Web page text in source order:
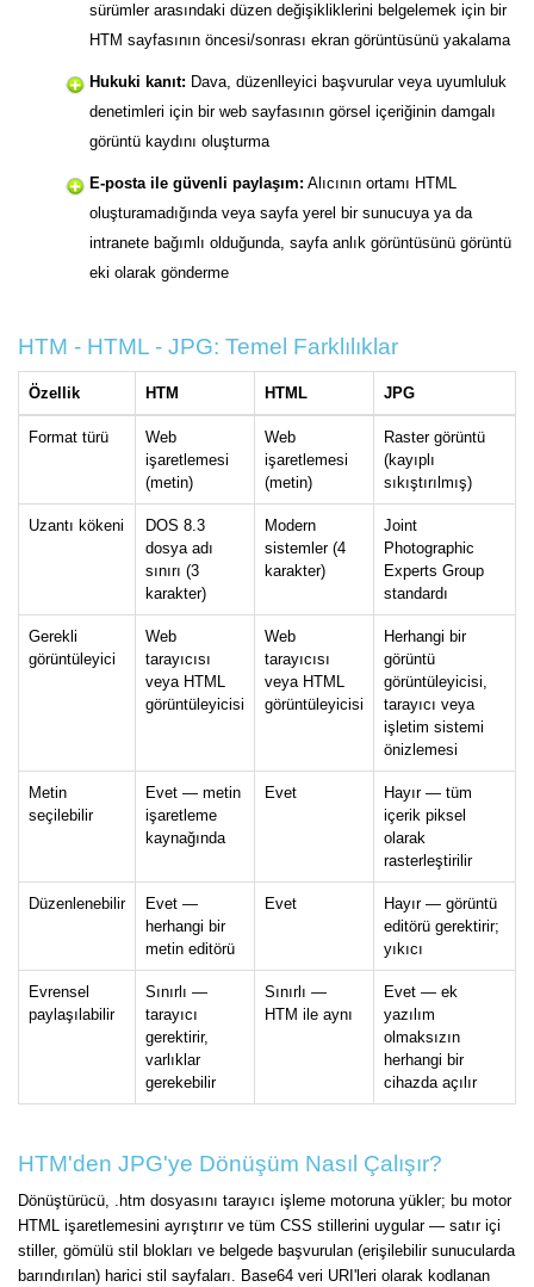
sürümler arasındaki düzen değişikliklerini belgelemek için bir
HTM sayfasının öncesi/sonrası ekran görüntüsünü yakalama
Hukuki kanıt: Dava, düzenlleyici başvurular veya uyumluluk
denetimleri için bir web sayfasının görsel içeriğinin damgalı
görüntü kaydını oluşturma
E-posta ile güvenli paylaşım: Alıcının ortamı HTML
oluşturamadığında veya sayfa yerel bir sunucuya ya da
intranete bağımlı olduğunda, sayfa anlık görüntüsünü görüntü
eki olarak gönderme
HTM - HTML - JPG: Temel Farklılıklar
Özellik HTM HTML JPG
Format türü
Web
işaretlemesi
(metin)
Web
işaretlemesi
(metin)
Raster görüntü
(kayıplı
sıkıştırılmış)
Uzantı kökeni
DOS 8.3
dosya adı
sınırı (3
karakter)
Modern
sistemler (4
karakter)
Joint
Photographic
Experts Group
standardı
Gerekli
görüntüleyici
Web
tarayıcısı
veya HTML
görüntüleyicisi
Web
tarayıcısı
veya HTML
görüntüleyicisi
Herhangi bir
görüntü
görüntüleyicisi,
tarayıcı veya
işletim sistemi
önizlemesi
Metin
seçilebilir
Evet — metin
işaretleme
kaynağında
Evet
Hayır — tüm
içerik piksel
olarak
rasterleştirilir
Düzenlenebilir
Evet —
herhangi bir
metin editörü
Evet
Hayır — görüntü
editörü gerektirir;
yıkıcı
Evrensel
paylaşılabilir
Sınırlı —
tarayıcı
gerektirir,
varlıklar
gerekebilir
Sınırlı —
HTM ile aynı
Evet — ek
yazılım
olmaksızın
herhangi bir
cihazda açılır
HTM'den JPG'ye Dönüşüm Nasıl Çalışır?
Dönüştürücü, .htm dosyasını tarayıcı işleme motoruna yükler; bu motor
HTML işaretlemesini ayrıştırır ve tüm CSS stillerini uygular — satır içi
stiller, gömülü stil blokları ve belgede başvurulan (erişilebilir sunucularda
barındırılan) harici stil sayfaları. Base64 veri URI'leri olarak kodlanan